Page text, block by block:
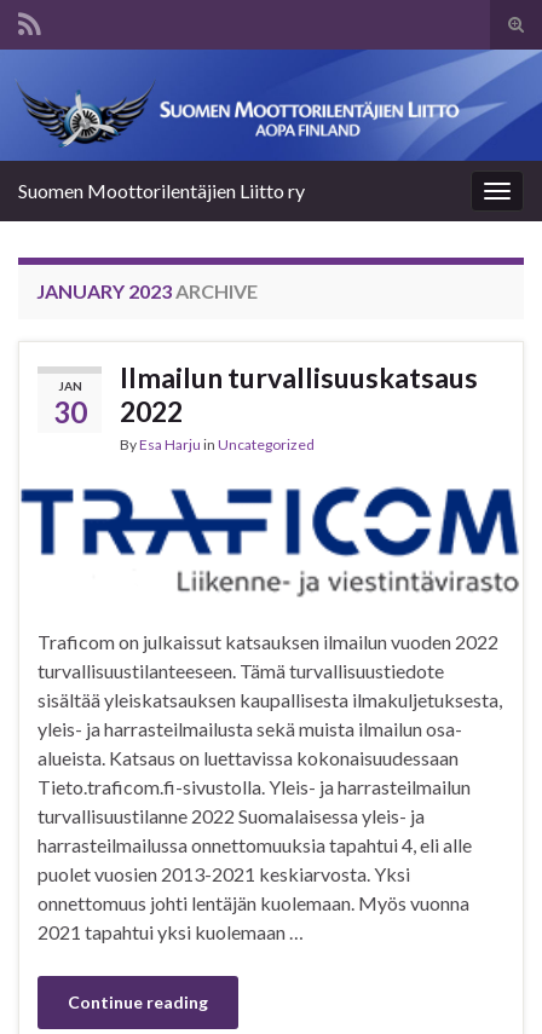
Suomen Moottorilentäjien Liitto ry
JANUARY 2023ARCHIVE
JAN
30
Ilmailun turvallisuuskatsaus
2022
ByEsa Harju in Uncategorized
Traficom on julkaissut katsauksen ilmailun vuoden 2022
turvallisuustilanteeseen. Tämä turvallisuustiedote
sisältää yleiskatsauksen kaupallisesta ilmakuljetuksesta,
yleis- ja harrasteilmailusta sekä muista ilmailun osa-
alueista. Katsaus on luettavissa kokonaisuudessaan
Tieto.traficom.fi-sivustolla. Yleis- ja harrasteilmailun
turvallisuustilanne 2022 Suomalaisessa yleis- ja
harrasteilmailussa onnettomuuksia tapahtui 4, eli alle
puolet vuosien 2013-2021 keskiarvosta. Yksi
onnettomuus johti lentäjän kuolemaan. Myös vuonna
2021 tapahtui yksi kuolemaan …
Continue reading